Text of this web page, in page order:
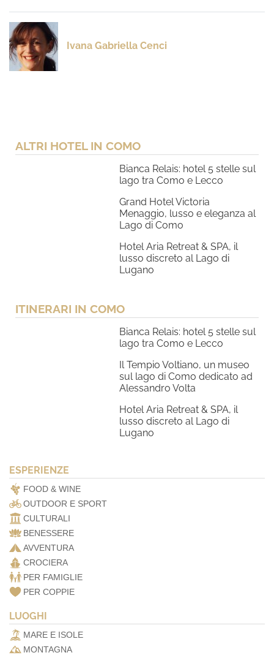
Ivana Gabriella Cenci
ALTRI HOTEL IN COMO
Bianca Relais: hotel 5 stelle sul
lago tra Como e Lecco
Grand Hotel Victoria
Menaggio, lusso e eleganza al
Lago di Como
Hotel Aria Retreat & SPA, il
lusso discreto al Lago di
Lugano
ITINERARI IN COMO
Bianca Relais: hotel 5 stelle sul
lago tra Como e Lecco
Il Tempio Voltiano, un museo
sul lago di Como dedicato ad
Alessandro Volta
Hotel Aria Retreat & SPA, il
lusso discreto al Lago di
Lugano
ESPERIENZE
FOOD & WINE
OUTDOOR E SPORT
CULTURALI
BENESSERE
AVVENTURA
CROCIERA
PER FAMIGLIE
PER COPPIE
LUOGHI
MARE E ISOLE
MONTAGNA